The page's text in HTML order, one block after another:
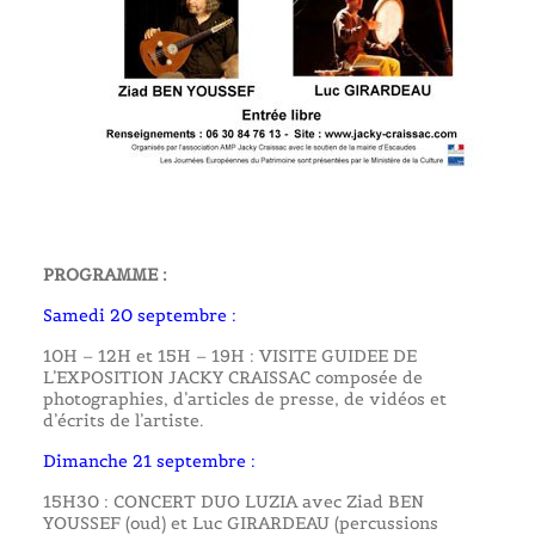
PROGRAMME :
Samedi 20 septembre :
10H – 12H et 15H – 19H : VISITE GUIDEE DE
L’EXPOSITION JACKY CRAISSAC composée de
photographies, d’articles de presse, de vidéos et
d’écrits de l’artiste.
Dimanche 21 septembre :
15H30 : CONCERT DUO LUZIA avec Ziad BEN
YOUSSEF (oud) et Luc GIRARDEAU (percussions